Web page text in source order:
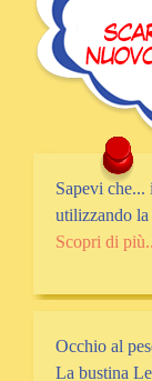
Sapevi che...
utilizzando la
Scopri di
Occhio al
La bustina